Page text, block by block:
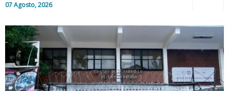
07 Agosto, 2026
Editorial
Nacional